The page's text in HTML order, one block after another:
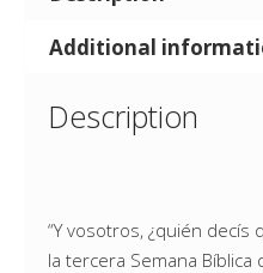
Additional
Description
“Y vosotros, ¿quién decís
la tercera Semana Bíblica